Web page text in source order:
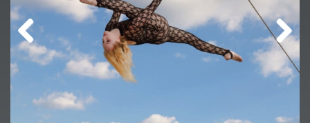
Previ
ous
Next